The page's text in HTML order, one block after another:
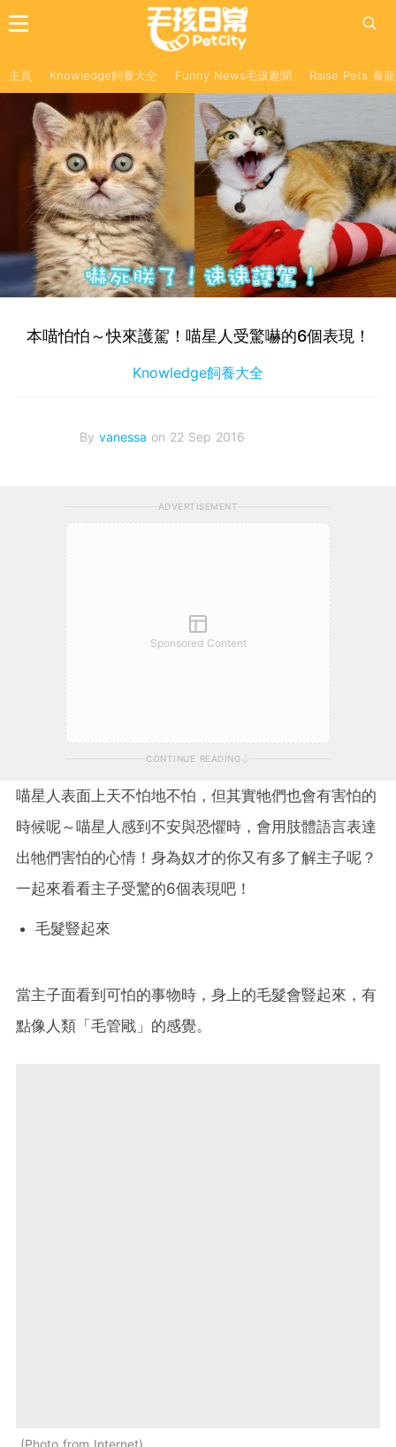
主頁 Knowledge飼養大全 Funny News毛孩趣聞 Raise Pets 養
本喵怕怕～快來護駕！喵星人受驚嚇的6個表現！
Knowledge飼養大全
By vanessa on 22 Sep 2016
ADVERTISEMENT
Sponsored Content
CONTINUE READING
喵星人表面上天不怕地不怕，但其實牠們也會有害怕的
時候呢～喵星人感到不安與恐懼時，會用肢體語言表達
出牠們害怕的心情！身為奴才的你又有多了解主子呢？
一起來看看主子受驚的6個表現吧！
毛髮豎起來
當主子面看到可怕的事物時，身上的毛髮會豎起來，有
點像人類「毛管戙」的感覺。
Photo from Internet